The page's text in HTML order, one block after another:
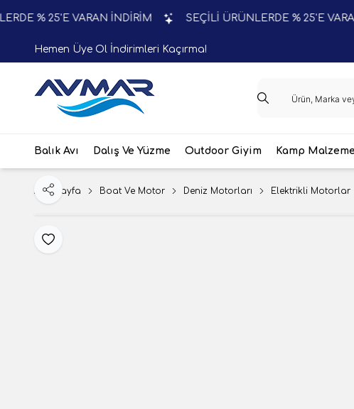
% 25'E VARAN İNDİRİM SEÇİLİ ÜRÜNLERDE % 25'E VARAN
Hemen Üye Ol İndirimleri Kaçırma!
Balık Avı Dalış Ve Yüzme Outdoor Giyim Kamp
Ana Sayfa Boat Ve Motor Deniz Motorları Elektrikli Motorlar
Favoriye Ekle
Paylaş